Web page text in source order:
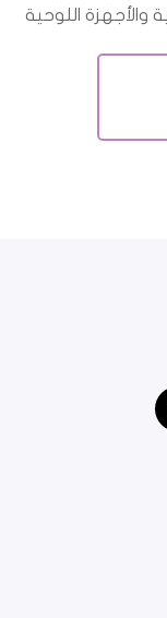
والأجهزة اللوحية